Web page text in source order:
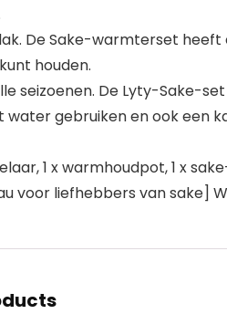
De Sake-warmterset
houden.
seizoenen. De Lyty-Sake-
gebruiken en ook een
1 x warmhoudpot, 1 x
voor liefhebbers van sake]